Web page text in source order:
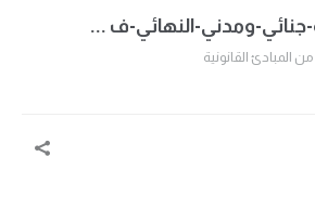
جنائي-ومدني-النهائي-ف ...
المبادئ القانونية